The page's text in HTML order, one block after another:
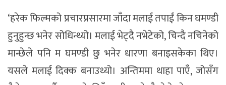
‘हरेक फिल्मको प्रचारप्रसारमा जाँदा मलाई तपाईं किन घमण्डी
हुनुहुन्छ भनेर सोधिन्थ्यो। मलाई भेट्दै नभेटेको, चिन्दै नचिनेको
मान्छेले पनि म घमण्डी छु भनेर धारणा बनाइसकेका थिए।
यसले मलाई दिक्क बनाउथ्यो। अन्तिममा थाहा पाएँ, जोसँग